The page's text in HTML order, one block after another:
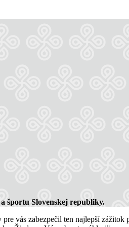
športu Slovenskej republiky.
vás zabezpečil ten najlepší